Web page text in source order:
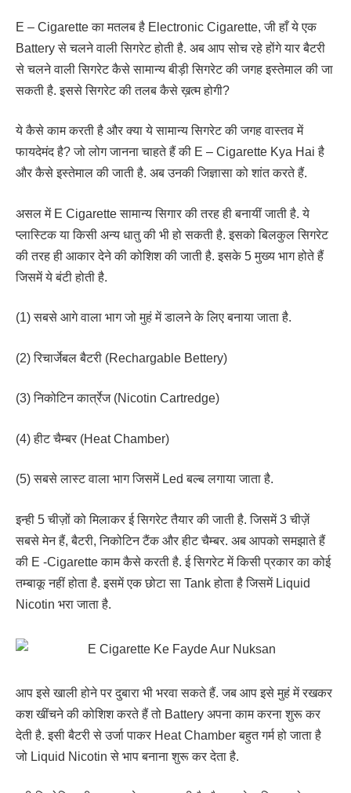
E – Cigarette का मतलब है Electronic Cigarette, जी हाँ ये एक
Battery से चलने वाली सिगरेट होती है. अब आप सोच रहे होंगे यार बैटरी
से चलने वाली सिगरेट कैसे सामान्य बीड़ी सिगरेट की जगह इस्तेमाल की जा
सकती है. इससे सिगरेट की तलब कैसे ख़त्म होगी?
ये कैसे काम करती है और क्या ये सामान्य सिगरेट की जगह वास्तव में
फायदेमंद है? जो लोग जानना चाहते हैं की E – Cigarette Kya Hai है
और कैसे इस्तेमाल की जाती है. अब उनकी जिज्ञासा को शांत करते हैं.
असल में E Cigarette सामान्य सिगार की तरह ही बनायीं जाती है. ये
प्लास्टिक या किसी अन्य धातु की भी हो सकती है. इसको बिलकुल सिगरेट
की तरह ही आकार देने की कोशिश की जाती है. इसके 5 मुख्य भाग होते हैं
जिसमें ये बंटी होती है.
(1) सबसे आगे वाला भाग जो मुहं में डालने के लिए बनाया जाता है.
(2) रिचार्जेबल बैटरी (Rechargable Bettery)
(3) निकोटिन कार्त्रेज (Nicotin Cartredge)
(4) हीट चैम्बर (Heat Chamber)
(5) सबसे लास्ट वाला भाग जिसमें Led बल्ब लगाया जाता है.
इन्ही 5 चीज़ों को मिलाकर ई सिगरेट तैयार की जाती है. जिसमें 3 चीज़ें
सबसे मेन हैं, बैटरी, निकोटिन टैंक और हीट चैम्बर. अब आपको समझाते हैं
की E -Cigarette काम कैसे करती है. ई सिगरेट में किसी प्रकार का कोई
तम्बाकू नहीं होता है. इसमें एक छोटा सा Tank होता है जिसमें Liquid
Nicotin भरा जाता है.
आप इसे खाली होने पर दुबारा भी भरवा सकते हैं. जब आप इसे मुहं में रखकर
कश खींचने की कोशिश करते हैं तो Battery अपना काम करना शुरू कर
देती है. इसी बैटरी से उर्जा पाकर Heat Chamber बहुत गर्म हो जाता है
जो Liquid Nicotin से भाप बनाना शुरू कर देता है.